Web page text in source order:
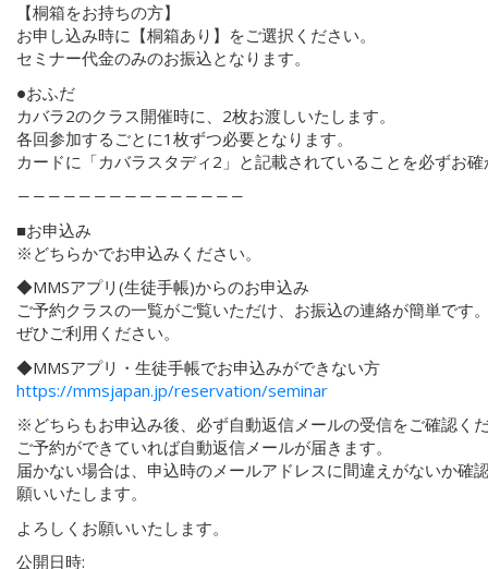
【桐箱をお持ちの方】
お申し込み時に【桐箱あり】をご選択ください。
セミナー代金のみのお振込となります。
●おふだ
カバラ2のクラス開催時に、2枚お渡しいたします。
各回参加するごとに1枚ずつ必要となります。
カードに「カバラスタディ2」と記載されていることを必ずお
―――――――――――――――
■お申込み
※どちらかでお申込みください。
◆MMSアプリ(生徒手帳)からのお申込み
ご予約クラスの一覧がご覧いただけ、お振込の連絡が簡単です
ぜひご利用ください。
◆MMSアプリ・生徒手帳でお申込みができない方
https://mmsjapan.jp/reservation/seminar
※どちらもお申込み後、必ず自動返信メールの受信をご確認く
ご予約ができていれば自動返信メールが届きます。
届かない場合は、申込時のメールアドレスに間違えがないか確
願いいたします。
よろしくお願いいたします。
公開日時: